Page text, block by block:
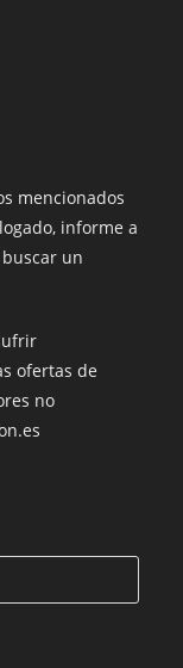
mencionados
informe a
un
ofertas de
no